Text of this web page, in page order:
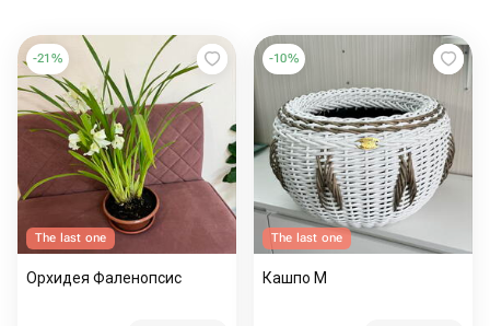
-21 %
The last one
Орхидея Фаленопсис
-10%
The last one
Кашпо М